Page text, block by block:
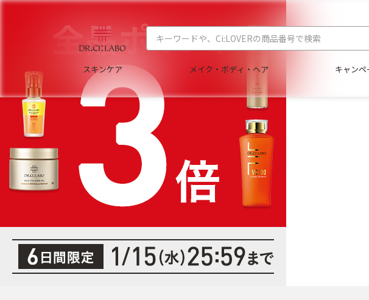
スキンケア メイク・ボディ・ヘア キャン